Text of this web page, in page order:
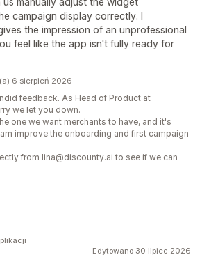
campaign display correctly. I
the impression of an unprofessional
feel like the app isn't fully ready for
6 sierpień 2026
feedback. As Head of Product at
we let you down.
one we want merchants to have, and it's
improve the onboarding and first campaign
from lina@discounty.ai to see if we can
Edytowano 30 lipiec 2026